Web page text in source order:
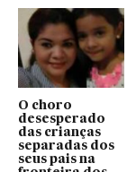
O choro
desesperado
das crianças
separadas dos
seus pais na